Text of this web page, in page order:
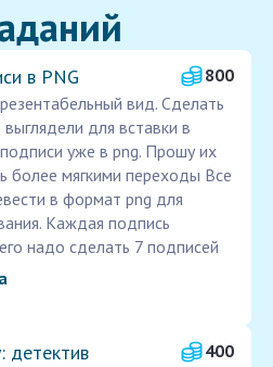
в PNG
800
вид. Сделать
для вставки в
уже в png. Прошу их
более мягкими переходы Все
в формат png для
Каждая подпись
надо сделать 7 подписей
детектив
400